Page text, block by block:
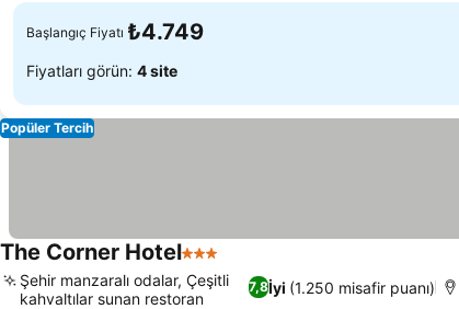
Başlangıç Fiyatı ₺4.749
Fiyatları görün: 4 site
Popüler Tercih
The Corner Hotel3 Yıldız
7,8İyi (1.250 misafir puanı)
Şehir manzaralı odalar, Çeşitli
kahvaltılar sunan restoran